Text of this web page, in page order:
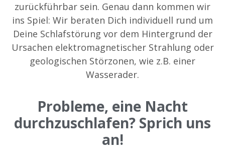
zurückführbar sein. Genau dann kommen wir
ins Spiel: Wir beraten Dich individuell rund um
Deine Schlafstörung vor dem Hintergrund der
Ursachen elektromagnetischer Strahlung oder
geologischen Störzonen, wie z.B. einer
Wasserader.
Probleme, eine Nacht
durchzuschlafen? Sprich uns
an!